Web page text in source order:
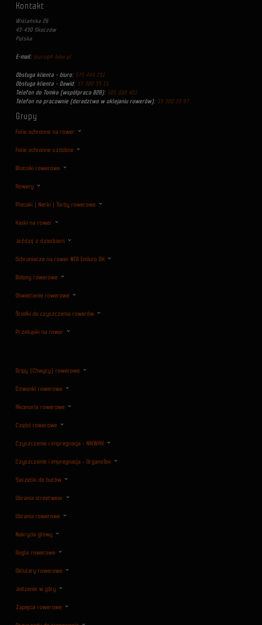
Kontakt
Wiślańska 26
43-430 Skoczów
Polska
E-mail: biuro@4-bike.pl
Obsługa klienta - biuro: 575 444 731
Obsługa klienta - Dawid: 33 300 33 15
Telefon do Tomka (współpraca B2B): 505 002 401
Telefon na pracownie (doradztwo w oklejaniu rowerów): 33 300 33 97
Grupy
Folie ochronne na rower
Folie ochronne ozdobne
Błotniki rowerowe
Rowery
Plecaki | Nerki | Torby rowerowe
Kaski na rower
Jeździj z dzieckiem
Ochraniacze na rower MTB Enduro DH
Bidony rowerowe
Oświetlenie rowerowe
Środki do czyszczenia rowerów
Przekąski na rower
Gripy (Chwyty) rowerowe
Dzwonki rowerowe
Akcesoria rowerowe
Części rowerowe
Czyszczenie i impregnacja - NIKWAX
Czyszczenie i impregnacja - OrganoTex
Saszetki do butów
Ubrania streetwear
Ubrania rowerowe
Nakrycia głowy
Gogle rowerowe
Oklulary rowerowe
Jedzenie w góry
Zapięcia rowerowe